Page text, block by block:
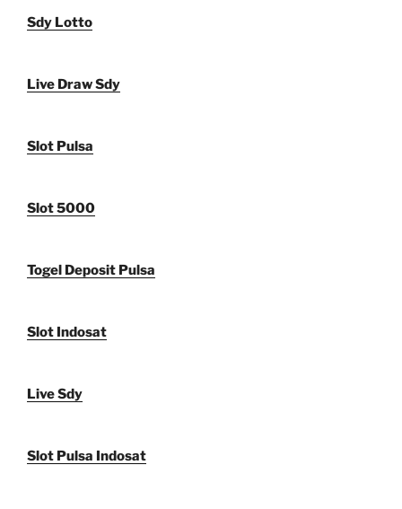
Sdy Lotto
Live Draw Sdy
Slot Pulsa
Slot 5000
Togel Deposit Pulsa
Slot Indosat
Live Sdy
Slot Pulsa Indosat